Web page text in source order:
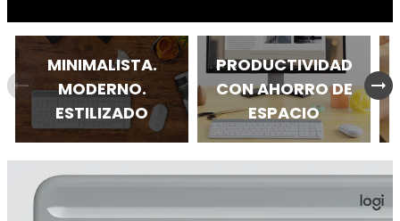
MINIMALISTA.
MODERNO.
ESTILIZADO
PRODUCTIVIDAD
CON AHORRO DE
ESPACIO
arrow_right_alt arrow_right_alt